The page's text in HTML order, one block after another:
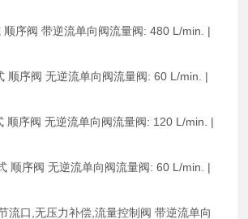
顺序阀 带逆流单向阀流量阀: 480 L/min. |
顺序阀 无逆流单向阀流量阀: 60 L/min. |
顺序阀 无逆流单向阀流量阀: 120 L/min. |
顺序阀 无逆流单向阀流量阀: 60 L/min. |
流口,无压力补偿,流量控制阀 带逆流单向